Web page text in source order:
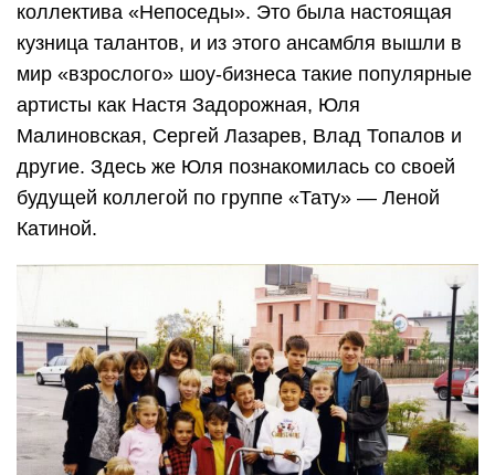
коллектива «Непоседы». Это была настоящая
кузница талантов, и из этого ансамбля вышли в
мир «взрослого» шоу-бизнеса такие популярные
артисты как Настя Задорожная, Юля
Малиновская, Сергей Лазарев, Влад Топалов и
другие. Здесь же Юля познакомилась со своей
будущей коллегой по группе «Тату» — Леной
Катиной.